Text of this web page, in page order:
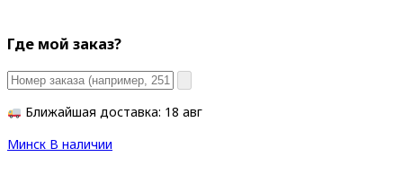
Где мой заказ?
Ближайшая доставка: 18 авг
Минск В наличии